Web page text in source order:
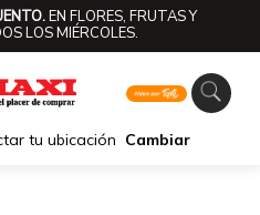
EN FLORES, FRUTAS Y
LOS MIÉRCOLES.
tu ubicación Cambiar